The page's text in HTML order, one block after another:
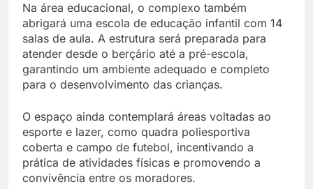
Na área educacional, o complexo também
abrigará uma escola de educação infantil com 14
salas de aula. A estrutura será preparada para
atender desde o berçário até a pré-escola,
garantindo um ambiente adequado e completo
para o desenvolvimento das crianças.
O espaço ainda contemplará áreas voltadas ao
esporte e lazer, como quadra poliesportiva
coberta e campo de futebol, incentivando a
prática de atividades físicas e promovendo a
convivência entre os moradores.